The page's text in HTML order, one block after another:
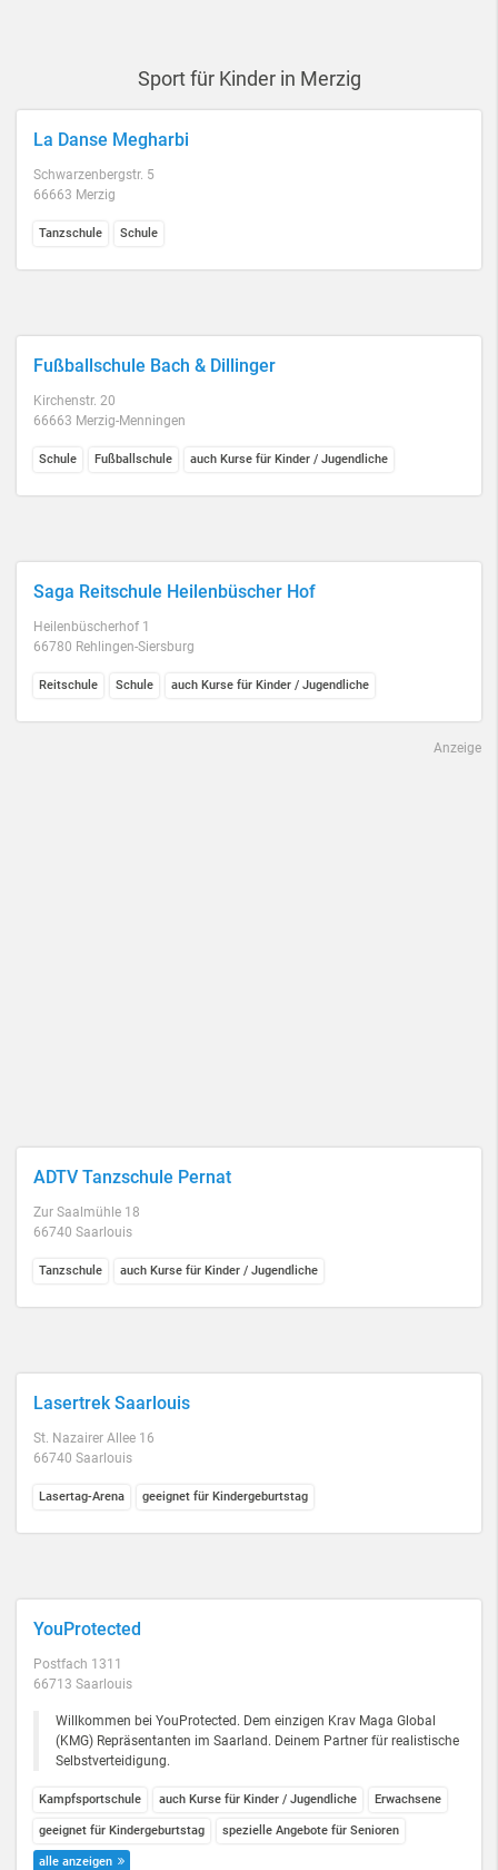
Sport für Kinder in Merzig
La Danse Megharbi
Schwarzenbergstr. 5
66663 Merzig
Tanzschule Schule
Fußballschule Bach & Dillinger
Kirchenstr. 20
66663 Merzig-Menningen
Schule Fußballschule auch Kurse für Kinder / Jugendliche
Saga Reitschule Heilenbüscher Hof
Heilenbüscherhof 1
66780 Rehlingen-Siersburg
Reitschule Schule auch Kurse für Kinder / Jugendliche
Anzeige
ADTV Tanzschule Pernat
Zur Saalmühle 18
66740 Saarlouis
Tanzschule auch Kurse für Kinder / Jugendliche
Lasertrek Saarlouis
St. Nazairer Allee 16
66740 Saarlouis
Lasertag-Arena geeignet für Kindergeburtstag
YouProtected
Postfach 1311
66713 Saarlouis
Willkommen bei YouProtected. Dem einzigen Krav Maga Global
(KMG) Repräsentanten im Saarland. Deinem Partner für realistische
Selbstverteidigung.
Kampfsportschule auch Kurse für Kinder / Jugendliche Erwachsene
geeignet für Kindergeburtstag spezielle Angebote für Senioren
alle anzeigen